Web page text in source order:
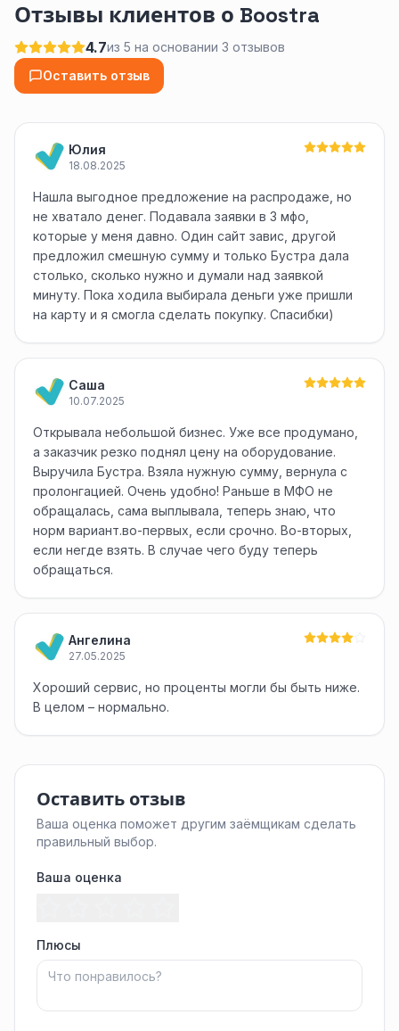
Отзывы клиентов о Boostra
4.7из 5 на основании 3 отзывов
Оставить отзыв
Юлия
18.08.2025
Нашла выгодное предложение на распродаже, но
не хватало денег. Подавала заявки в 3 мфо,
которые у меня давно. Один сайт завис, другой
предложил смешную сумму и только Бустра дала
столько, сколько нужно и думали над заявкой
минуту. Пока ходила выбирала деньги уже пришли
на карту и я смогла сделать покупку. Спасибки)
Саша
10.07.2025
Открывала небольшой бизнес. Уже все продумано,
а заказчик резко поднял цену на оборудование.
Выручила Бустра. Взяла нужную сумму, вернула с
пролонгацией. Очень удобно! Раньше в МФО не
обращалась, сама выплывала, теперь знаю, что
норм вариант.во-первых, если срочно. Во-вторых,
если негде взять. В случае чего буду теперь
обращаться.
Ангелина
27.05.2025
Хороший сервис, но проценты могли бы быть ниже.
В целом – нормально.
Оставить отзыв
Ваша оценка поможет другим заёмщикам сделать
правильный выбор.
Ваша оценка
Плюсы